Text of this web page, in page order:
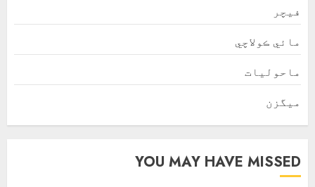
فیچر
مائي ڪولاچي
ماحولیات
ميگزن
YOU MAY HAVE MISSED